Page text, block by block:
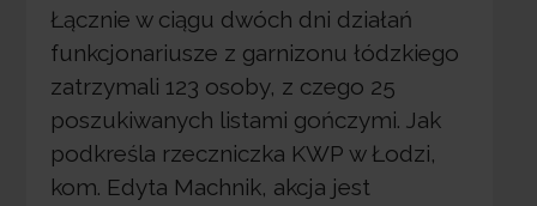
Łącznie w ciągu dwóch dni działań
funkcjonariusze z garnizonu łódzkiego
zatrzymali 123 osoby, z czego 25
poszukiwanych listami gończymi. Jak
podkreśla rzeczniczka KWP w Łodzi,
kom. Edyta Machnik, akcja jest